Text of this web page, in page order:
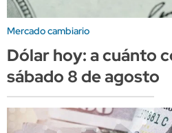
Mercado cambiario
Dólar hoy: a cuánto
sábado 8 de agosto